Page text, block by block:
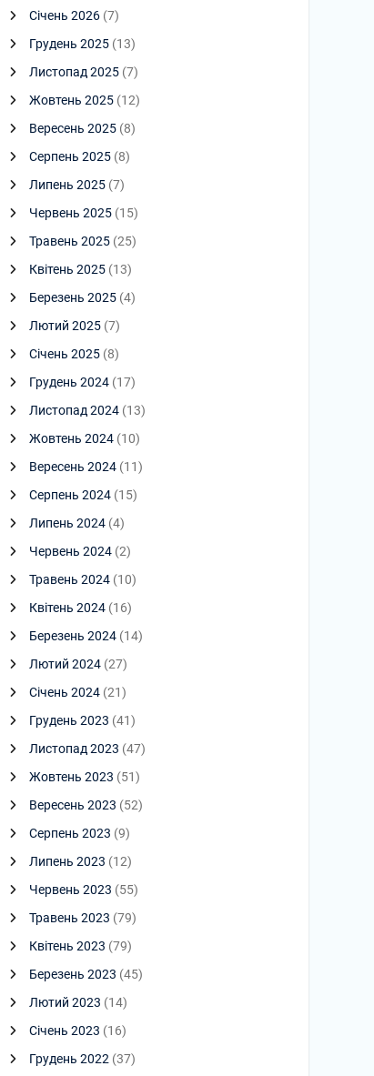
Січень 2026 (7)
Грудень 2025 (13)
Листопад 2025 (7)
Жовтень 2025 (12)
Вересень 2025 (8)
Серпень 2025 (8)
Липень 2025 (7)
Червень 2025 (15)
Травень 2025 (25)
Квітень 2025 (13)
Березень 2025 (4)
Лютий 2025 (7)
Січень 2025 (8)
Грудень 2024 (17)
Листопад 2024 (13)
Жовтень 2024 (10)
Вересень 2024 (11)
Серпень 2024 (15)
Липень 2024 (4)
Червень 2024 (2)
Травень 2024 (10)
Квітень 2024 (16)
Березень 2024 (14)
Лютий 2024 (27)
Січень 2024 (21)
Грудень 2023 (41)
Листопад 2023 (47)
Жовтень 2023 (51)
Вересень 2023 (52)
Серпень 2023 (9)
Липень 2023 (12)
Червень 2023 (55)
Травень 2023 (79)
Квітень 2023 (79)
Березень 2023 (45)
Лютий 2023 (14)
Січень 2023 (16)
Грудень 2022 (37)